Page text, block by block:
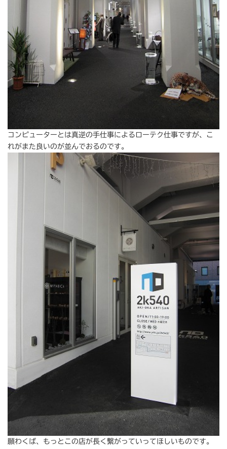
コンピューターとは真逆の手仕事によるローテク仕事ですが、こ
れがまた良いのが並んでおるのです。
願わくば、もっとこの店が長く繫がっていってほしいものです。